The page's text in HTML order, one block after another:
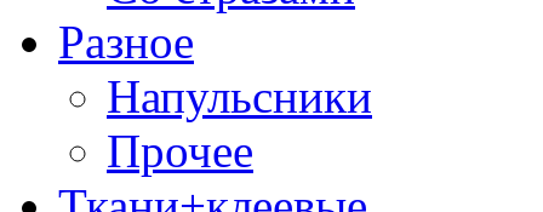
Разное
Напульсники
Прочее